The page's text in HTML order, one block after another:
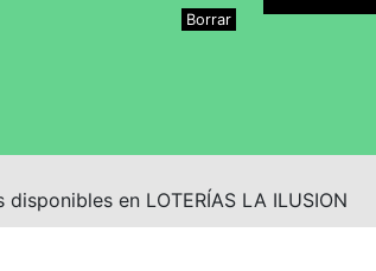
Borrar
en LOTERÍAS LA ILUSION